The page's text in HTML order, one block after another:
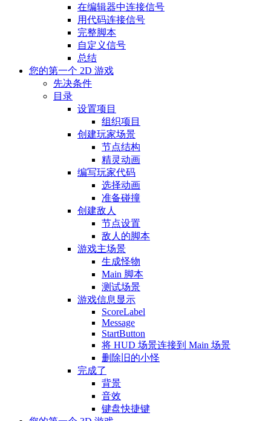
在编辑器中连接信号
用代码连接信号
完整脚本
自定义信号
总结
您的第一个 2D 游戏
先决条件
目录
设置项目
组织项目
创建玩家场景
节点结构
精灵动画
编写玩家代码
选择动画
准备碰撞
创建敌人
节点设置
敌人的脚本
游戏主场景
生成怪物
Main 脚本
测试场景
游戏信息显示
ScoreLabel
Message
StartButton
将 HUD 场景连接到 Main 场景
删除旧的小怪
完成了
背景
音效
键盘快捷键